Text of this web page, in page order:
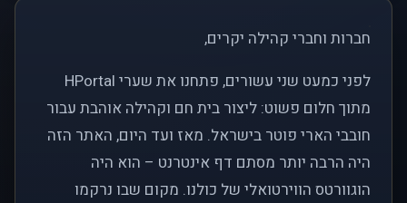
חברות וחברי קהילה יקרים,
לפני כמעט שני עשורים, פתחנו את שערי HPortal
מתוך חלום פשוט: ליצור בית חם וקהילה אוהבת עבור
חובבי הארי פוטר בישראל. מאז ועד היום, האתר הזה
היה הרבה יותר מסתם דף אינטרנט – הוא היה
הוגוורטס הווירטואלי של כולנו. מקום שבו נרקמו